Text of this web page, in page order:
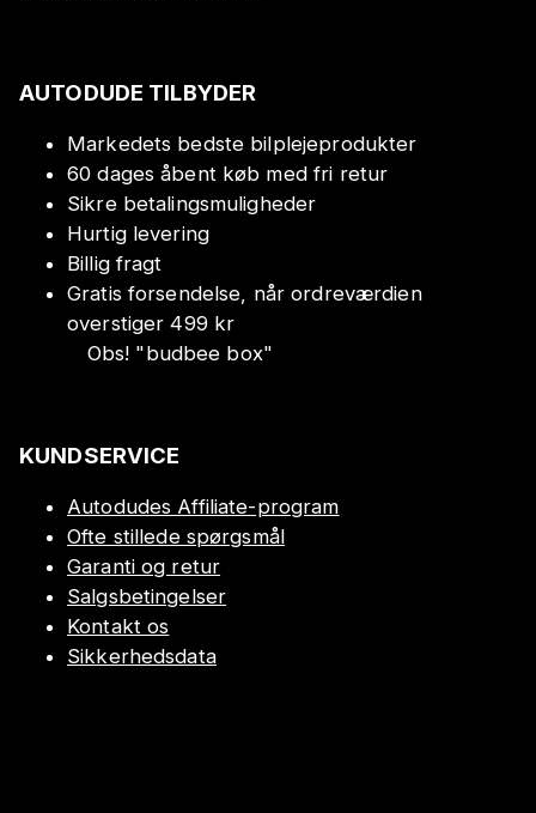
AUTODUDE TILBYDER
Markedets bedste bilplejeprodukter
60 dages åbent køb med fri retur
Sikre betalingsmuligheder
Hurtig levering
Billig fragt
Gratis forsendelse, når ordreværdien
overstiger 499 kr
Obs! "budbee box"
KUNDSERVICE
Autodudes Affiliate-program
Ofte stillede spørgsmål
Garanti og retur
Salgsbetingelser
Kontakt os
Sikkerhedsdata